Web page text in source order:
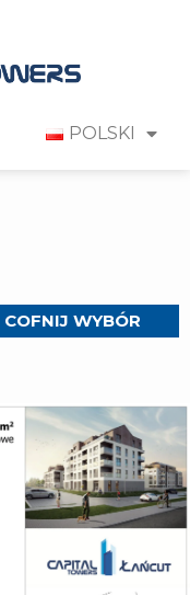
POLSKI
COFNIJ WYBÓR